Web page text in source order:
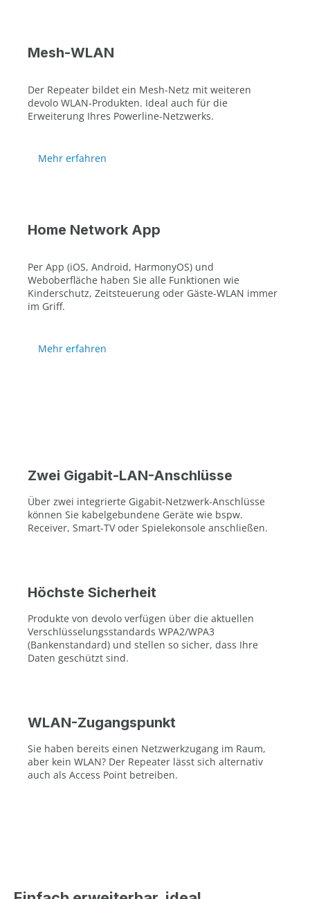
Mesh-WLAN
Der Repeater bildet ein Mesh-Netz mit weiteren
devolo WLAN-Produkten. Ideal auch für die
Erweiterung Ihres Powerline-Netzwerks.
Mehr erfahren
Home Network App
Per App (iOS, Android, HarmonyOS) und
Weboberfläche haben Sie alle Funktionen wie
Kinderschutz, Zeitsteuerung oder Gäste-WLAN immer
im Griff.
Mehr erfahren
Zwei Gigabit-LAN-Anschlüsse
Über zwei integrierte Gigabit-Netzwerk-Anschlüsse
können Sie kabelgebundene Geräte wie bspw.
Receiver, Smart-TV oder Spielekonsole anschließen.
Höchste Sicherheit
Produkte von devolo verfügen über die aktuellen
Verschlüsselungsstandards WPA2/WPA3
(Bankenstandard) und stellen so sicher, dass Ihre
Daten geschützt sind.
WLAN-Zugangspunkt
Sie haben bereits einen Netzwerkzugang im Raum,
aber kein WLAN? Der Repeater lässt sich alternativ
auch als Access Point betreiben.